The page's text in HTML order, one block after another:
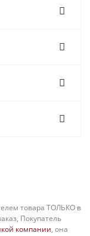
товара ТОЛЬКО в
Покупатель
компании, она